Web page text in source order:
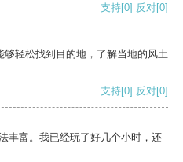
支持[0] 反对[0]
轻松找到目的地，了解当地的风土
支持[0] 反对[0]
丰富。我已经玩了好几个小时，还